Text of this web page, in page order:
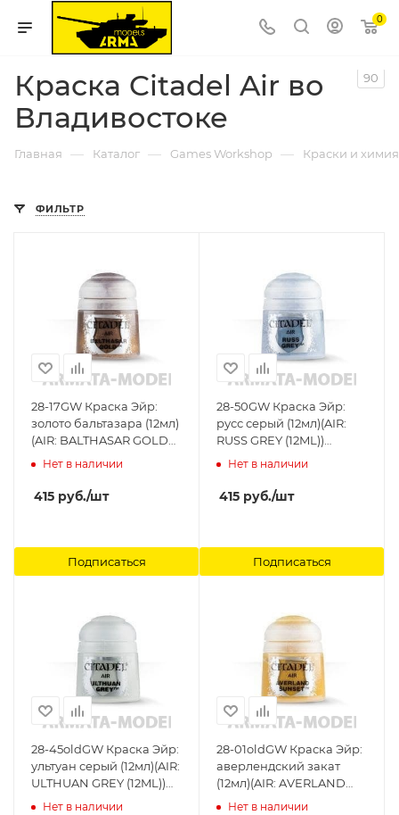
0
Краска Citadel Air во
Владивостоке
90
Главная — Каталог — Games Workshop — Краски и
ФИЛЬТР
28-17GW Краска Эйр:
золото бальтазара (12мл)
(AIR: BALTHASAR GOLD
12ML) Citadel
Нет в наличии
415 руб./шт
Подписаться
28-50GW Краска Эйр:
русс серый (12мл)(AIR:
RUSS GREY (12ML))
Citadel
Нет в наличии
415 руб./шт
Подписаться
28-45oldGW Краска Эйр:
ультуан серый (12мл)(AIR:
ULTHUAN GREY (12ML))
Citadel
Нет в наличии
28-01oldGW Краска Эйр:
аверлендский закат
(12мл)(AIR: AVERLAND
SUNSET (12ML)) Citadel
Нет в наличии